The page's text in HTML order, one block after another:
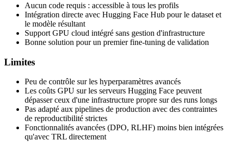
Aucun code requis : accessible à tous les profils
Intégration directe avec Hugging Face Hub pour le dataset et
le modèle résultant
Support GPU cloud intégré sans gestion d'infrastructure
Bonne solution pour un premier fine-tuning de validation
Limites
Peu de contrôle sur les hyperparamètres avancés
Les coûts GPU sur les serveurs Hugging Face peuvent
dépasser ceux d'une infrastructure propre sur des runs longs
Pas adapté aux pipelines de production avec des contraintes
de reproductibilité strictes
Fonctionnalités avancées (DPO, RLHF) moins bien intégrées
qu'avec TRL directement